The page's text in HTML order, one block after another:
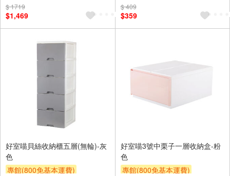
滿額9折
$ 1719
$1,469
$ 409
$359
好室喵貝絲收納櫃五層(無輪)-灰
色
專館(800免基本運費)
好室喵3號中栗子一層收納盒-粉
色
專館(800免基本運費)